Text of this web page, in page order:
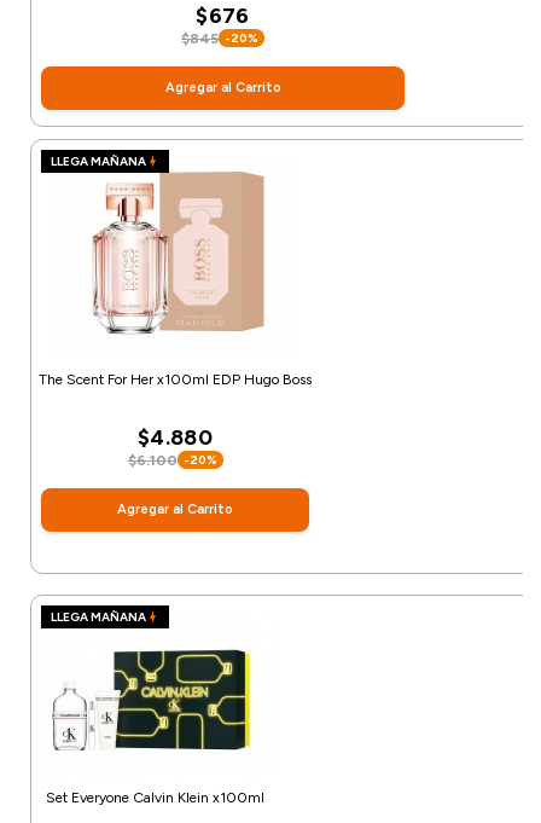
$676
$845 -20%
Agregar al Carrito
LLEGA MAÑANA
The Scent For Her x100ml EDP Hugo Boss
$4.880
$6.100 -20%
Agregar al Carrito
LLEGA MAÑANA
Set Everyone Calvin Klein x100ml